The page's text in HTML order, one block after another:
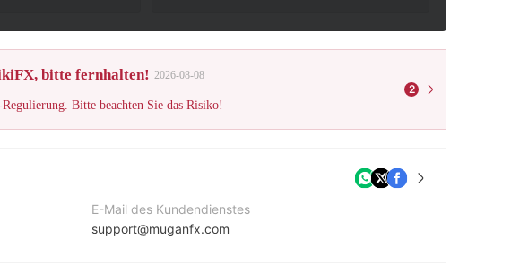
bitte fernhalten! 2026-08-08
Bitte beachten Sie das Risiko!
2
E-Mail des Kundendienstes
support@muganfx.com